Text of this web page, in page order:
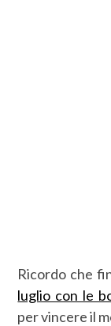
Ricordo che
luglio con le
per vincere il